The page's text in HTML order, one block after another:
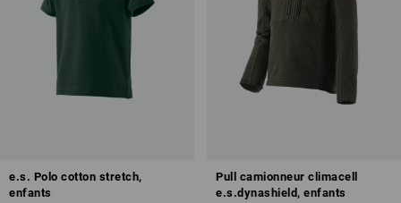
e.s. Polo cotton stretch,
enfants
Pull camionneur climacell
e.s.dynashield, enfants